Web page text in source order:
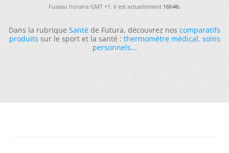
Fuseau horaire GMT +1. Il est actuellement16h46.
Dans la rubriqueSantéde Futura, découvrez noscomparatifs
produitssur le sport et la santé :thermomètre médical,soins
personnels...